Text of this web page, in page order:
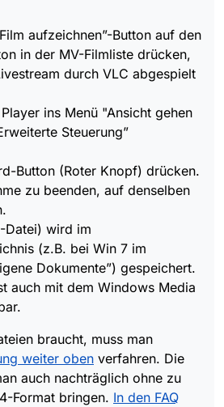
zu beenden, auf denselben
Datei) wird im Benutzerverzeichnis
7 im Verzeichnis “Eigene
gespeichert. Die TS-Datei ist auch mit
aufzeichnen”-Button auf den
in der MV-Filmliste drücken,
durch VLC abgespielt
ins Menü "Ansicht gehen
Steuerung”
Button (Roter Knopf) drücken.
zu beenden, auf denselben
Datei) wird im
(z.B. bei Win 7 im
Dokumente”) gespeichert.
auch mit dem Windows Media
braucht, muss man
weiter oben verfahren. Die
auch nachträglich ohne zu
Format bringen. In den FAQ